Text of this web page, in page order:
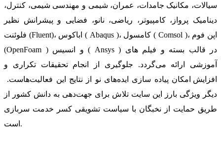
سیالات، مکانیک جامدات، عمران، شیمی و مهندسی شیمی، کنترل،
دینامیک پرواز، کامپیوتر، ریاضی، نانو، فضایی و پیشرانش نظیر
فلوئنت (Fluent)، اباکوس ( Abaqus )، کامسول ( Comsol )، اپن فوم
(OpenFoam ) و انسیس ( Ansys ) در قالب بسته‌ و فیلم های
آموزشی ارائه می‌گردد. جلوگیری از انجام تحقیقات تکراری و
افزایش امکان پیاده سازی ایده‌های نو از نتایج این فعالیت‌هاست.
دیگر ویژگی بارز این سایت تلاش برای جهت‌دهی به دانش کشور از
طریق حمایت از نخبگان با سیاست تشویقی کسر خدمت سربازی
است.